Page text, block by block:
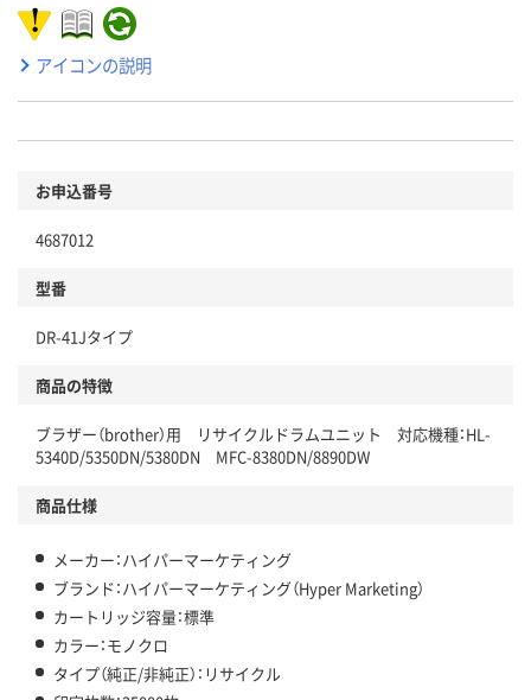
アイコンの説明
お申込番号
4687012
型番
DR-41Jタイプ
商品の特徴
ブラザー（brother）用 リサイクルドラムユニット 対応機種：HL-
5340D/5350DN/5380DN MFC-8380DN/8890DW
商品仕様
メーカー：ハイパーマーケティング
ブランド：ハイパーマーケティング（Hyper Marketing）
カートリッジ容量：標準
カラー：モノクロ
タイプ（純正/非純正）：リサイクル